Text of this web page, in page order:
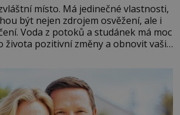
místo. Má jedinečné vlastnosti,
být nejen zdrojem osvěžení, ale i
Voda z potoků a studánek má moc
života pozitivní změny a obnovit vaši
rituály a přinést do svého života
Je důležité